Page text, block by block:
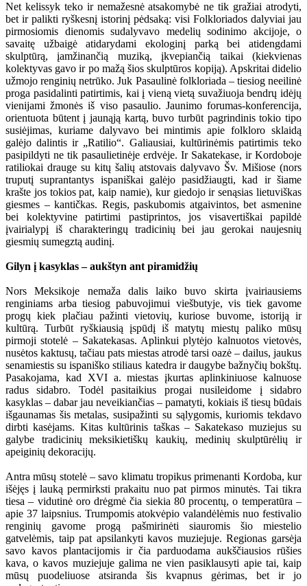
Net kelissyk teko ir nemažesnė atsakomybė ne tik gražiai atrodyti,
bet ir palikti ryškesnį istorinį pėdsaką: visi Folkloriados dalyviai jau
pirmosiomis dienomis sudalyvavo medelių sodinimo akcijoje, o
savaitę užbaigė atidarydami ekologinį parką bei atidengdami
skulptūrą, įamžinančią muziką, įkvepiančią taikai (kiekvienas
kolektyvas gavo ir po mažą šios skulptūros kopiją). Apskritai didelio
užmojo renginių netrūko. Juk Pasaulinė folkloriada – tiesiog neeilinė
proga pasidalinti patirtimis, kai į vieną vietą suvažiuoja bendrų idėjų
vienijami žmonės iš viso pasaulio. Jaunimo forumas-konferencija,
orientuota būtent į jaunąją kartą, buvo turbūt pagrindinis tokio tipo
susiėjimas, kuriame dalyvavo bei mintimis apie folkloro sklaidą
galėjo dalintis ir „Ratilio“. Galiausiai, kultūrinėmis patirtimis teko
pasipildyti ne tik pasaulietinėje erdvėje. Ir Sakatekase, ir Kordoboje
ratiliokai drauge su kitų šalių atstovais dalyvavo Šv. Mišiose (nors
truputį suprantantys ispaniškai galėjo pasidžiaugti, kad ir šiame
krašte jos tokios pat, kaip namie), kur giedojo ir senąsias lietuviškas
giesmes – kantičkas. Regis, paskubomis atgaivintos, bet asmenine
bei kolektyvine patirtimi pastiprintos, jos visavertiškai papildė
įvairialypį iš charakteringų tradicinių bei jau gerokai naujesnių
giesmių sumegztą audinį.
Gilyn į kasyklas – aukštyn ant piramidžių
Nors Meksikoje nemaža dalis laiko buvo skirta įvairiausiems
renginiams arba tiesiog pabuvojimui viešbutyje, vis tiek gavome
progų kiek plačiau pažinti vietovių, kuriose buvome, istoriją ir
kultūrą. Turbūt ryškiausią įspūdį iš matytų miestų paliko mūsų
pirmoji stotelė – Sakatekasas. Aplinkui plytėjo kalnuotos vietovės,
nusėtos kaktusų, tačiau pats miestas atrodė tarsi oazė – dailus, jaukus
senamiestis su ispaniško stiliaus katedra ir daugybe bažnyčių bokštų.
Pasakojama, kad XVI a. miestas įkurtas aplinkiniuose kalnuose
radus sidabro. Todėl pasitaikius progai nusileidome į sidabro
kasyklas – dabar jau neveikiančias – pamatyti, kokiais iš tiesų būdais
išgaunamas šis metalas, susipažinti su sąlygomis, kuriomis tekdavo
dirbti kasėjams. Kitas kultūrinis taškas – Sakatekaso muziejus su
galybe tradicinių meksikietiškų kaukių, medinių skulptūrėlių ir
apeiginių dekoracijų.
Antra mūsų stotelė – savo klimatu tropikus primenanti Kordoba, kur
išėjęs į lauką permirksti prakaitu nuo pat pirmos minutės. Tai tikra
tiesa – vidutinė oro drėgmė čia siekia 80 procentų, o temperatūra –
apie 37 laipsnius. Trumpomis atokvėpio valandėlėmis nuo festivalio
renginių gavome progą pašmirinėti siauromis šio miestelio
gatvelėmis, taip pat apsilankyti kavos muziejuje. Regionas garsėja
savo kavos plantacijomis ir čia parduodama aukščiausios rūšies
kava, o kavos muziejuje galima ne vien pasiklausyti apie tai, kaip
mūsų puodeliuose atsiranda šis kvapnus gėrimas, bet ir jo